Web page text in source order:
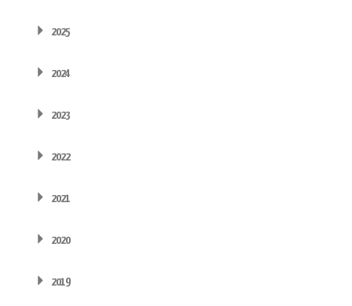
2025
2024
2023
2022
2021
2020
2019